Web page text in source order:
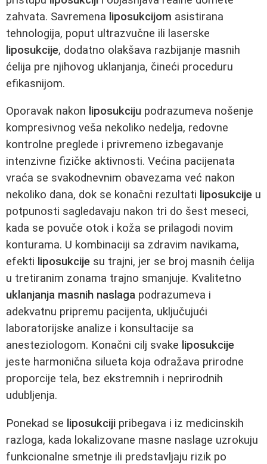
zahvata. Savremena liposukcijom asistirana
tehnologija, poput ultrazvučne ili laserske
liposukcije, dodatno olakšava razbijanje masnih
ćelija pre njihovog uklanjanja, čineći proceduru
efikasnijom.
Oporavak nakon liposukciju podrazumeva nošenje
kompresivnog veša nekoliko nedelja, redovne
kontrolne preglede i privremeno izbegavanje
intenzivne fizičke aktivnosti. Većina pacijenata
vraća se svakodnevnim obavezama već nakon
nekoliko dana, dok se konačni rezultati liposukcije u
potpunosti sagledavaju nakon tri do šest meseci,
kada se povuče otok i koža se prilagodi novim
konturama. U kombinaciji sa zdravim navikama,
efekti liposukcije su trajni, jer se broj masnih ćelija
u tretiranim zonama trajno smanjuje. Kvalitetno
uklanjanja masnih naslaga podrazumeva i
adekvatnu pripremu pacijenta, uključujući
laboratorijske analize i konsultacije sa
anesteziologom. Konačni cilj svake liposukcije
jeste harmonična silueta koja odražava prirodne
proporcije tela, bez ekstremnih i neprirodnih
udubljenja.
Ponekad se liposukciji pribegava i iz medicinskih
razloga, kada lokalizovane masne naslage uzrokuju
funkcionalne smetnje ili predstavljaju rizik po